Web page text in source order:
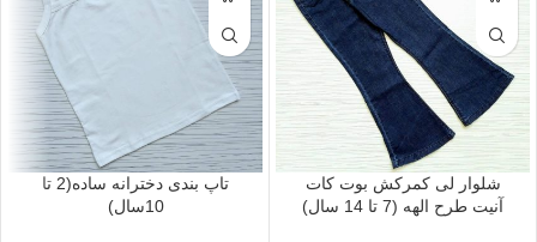
شلوار لی کمرکش بوت کات
آنیت طرح الهه (7 تا 14 سال)
تاپ بندی دخترانه ساده(2 تا
10سال)